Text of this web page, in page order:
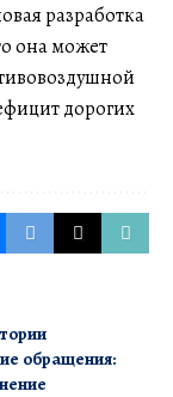
разработка
она может
дорогих
обращения: